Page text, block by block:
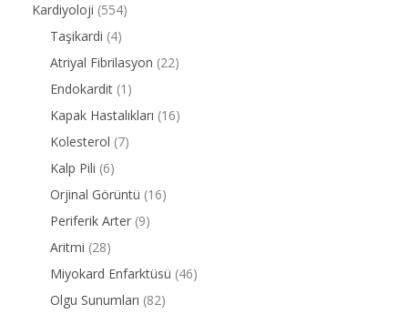
Kardiyoloji (554)
Taşikardi (4)
Atriyal Fibrilasyon (22)
Endokardit (1)
Kapak Hastalıkları (16)
Kolesterol (7)
Kalp Pili (6)
Orjinal Görüntü (16)
Periferik Arter (9)
Aritmi (28)
Miyokard Enfarktüsü (46)
Olgu Sunumları (82)